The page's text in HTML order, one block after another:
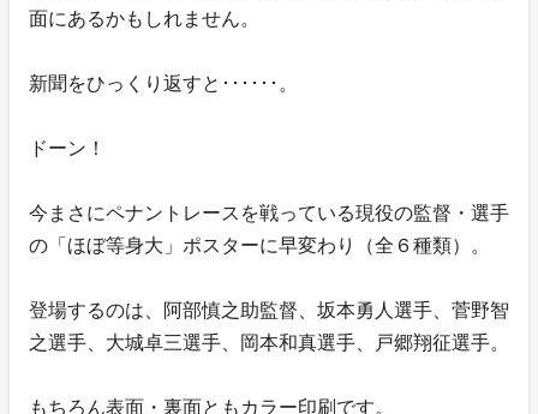
面にあるかもしれません。
新聞をひっくり返すと･･････。
ドーン！
今まさにペナントレースを戦っている現役の監督・選手
の「ほぼ等身大」ポスターに早変わり（全６種類）。
登場するのは、阿部慎之助監督、坂本勇人選手、菅野智
之選手、大城卓三選手、岡本和真選手、戸郷翔征選手。
もちろん表面・裏面ともカラー印刷です。